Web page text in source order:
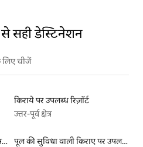
सही डेस्टिनेशन
चीजें
किराये पर उपलब्ध रिज़ॉर्ट
उत्तर-पूर्व क्षेत्र
नाश्ते की सुविधा वाली किराये पर उपलब्ध लिस्टिंग
पूल की सुविधा वाली किराए पर उपलब्ध लिस्टिंग